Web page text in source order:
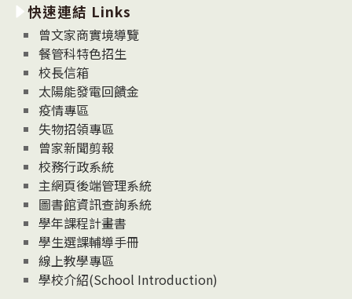
消
息
News
快速連結 Links
曾文家商實境導覽
餐管科特色招生
校長信箱
太陽能發電回饋金
疫情專區
失物招領專區
曾家新聞剪報
校務行政系統
主網頁後端管理系統
圖書館資訊查詢系統
學年課程計畫書
學生選課輔導手冊
線上教學專區
學校介紹(School Introduction)